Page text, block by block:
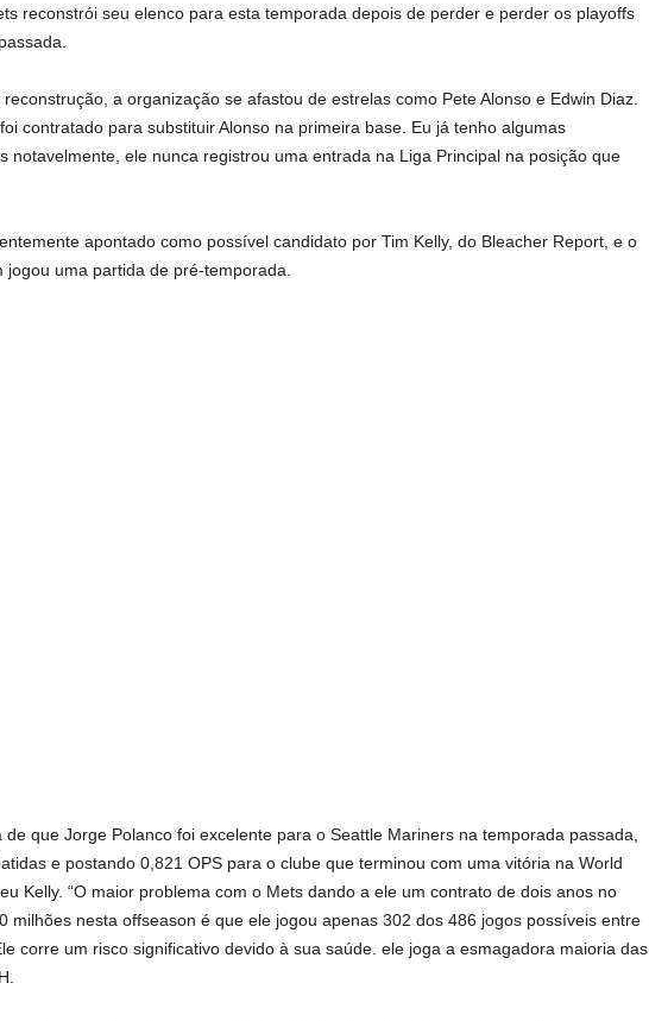
reconstrói seu elenco para esta temporada depois de perder e perder os playoffs
a organização se afastou de estrelas como Pete Alonso e Edwin Diaz.
contratado para substituir Alonso na primeira base. Eu já tenho algumas
notavelmente, ele nunca registrou uma entrada na Liga Principal na posição que
apontado como possível candidato por Tim Kelly, do Bleacher Report, e o
jogou uma partida de pré-temporada.
de que Jorge Polanco foi excelente para o Seattle Mariners na temporada passada,
e postando 0,821 OPS para o clube que terminou com uma vitória na World
Kelly. “O maior problema com o Mets dando a ele um contrato de dois anos no
milhões nesta offseason é que ele jogou apenas 302 dos 486 jogos possíveis entre
corre um risco significativo devido à sua saúde. ele joga a esmagadora maioria das